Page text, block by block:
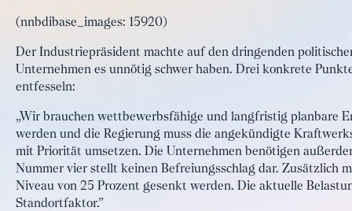
(nnbdibase_images: 15920)
Der Industriepräsident machte auf den dringenden
Unternehmen es unnötig schwer haben. Drei konkrete
entfesseln:
„Wir brauchen wettbewerbsfähige und langfristig planbare
werden und die Regierung muss die angekündigte
mit Priorität umsetzen. Die Unternehmen benötigen
Nummer vier stellt keinen Befreiungsschlag dar. Zusätzlich
Niveau von 25 Prozent gesenkt werden. Die aktuelle
Standortfaktor.”